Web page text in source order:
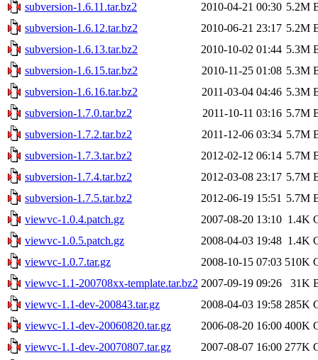
subversion-1.6.11.tar.bz2
2010-04-21 00:30 5.2M
subversion-1.6.12.tar.bz2
2010-06-21 23:17 5.2M
subversion-1.6.13.tar.bz2
2010-10-02 01:44 5.3M
subversion-1.6.15.tar.bz2
2010-11-25 01:08 5.3M
subversion-1.6.16.tar.bz2
2011-03-04 04:46 5.3M
subversion-1.7.0.tar.bz2
2011-10-11 03:16 5.7M
subversion-1.7.2.tar.bz2
2011-12-06 03:34 5.7M
subversion-1.7.3.tar.bz2
2012-02-12 06:14 5.7M
subversion-1.7.4.tar.bz2
2012-03-08 23:17 5.7M
subversion-1.7.5.tar.bz2
2012-06-19 15:51 5.7M
viewvc-1.0.4.patch.gz
2007-08-20 13:10 1.4K
viewvc-1.0.5.patch.gz
2008-04-03 19:48 1.4K
viewvc-1.0.7.tar.gz
2008-10-15 07:03 510K
viewvc-1.1-200708xx-template.tar.bz2 2007-09-19 09:26 31K
viewvc-1.1-dev-200843.tar.gz
2008-04-03 19:58 285K
viewvc-1.1-dev-20060820.tar.gz
2006-08-20 16:00 400K
viewvc-1.1-dev-20070807.tar.gz
2007-08-07 16:00 277K